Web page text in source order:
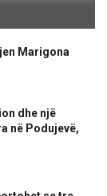
Marigona
dhe një
në Podujevë,